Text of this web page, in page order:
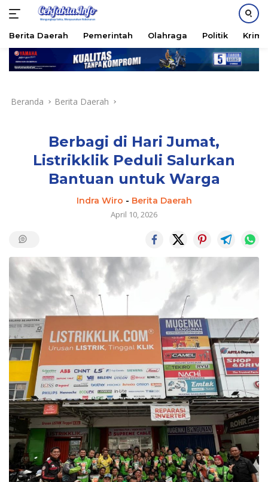
Langsung
Berita Daerah Pemerintah Olahraga Politik
Beranda Berita Daerah
Berbagi di Hari Jumat,
Listrikklik Peduli Salurkan
Bantuan untuk Warga
Indra Wiro - Berita Daerah
April 10, 2026